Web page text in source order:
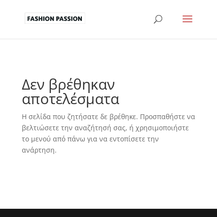
Δεν βρέθηκαν
αποτελέσματα
Η σελίδα που ζητήσατε δε βρέθηκε. Προσπαθήστε να
βελτιώσετε την αναζήτησή σας, ή χρησιμοποιήστε
το μενού από πάνω για να εντοπίσετε την
ανάρτηση.